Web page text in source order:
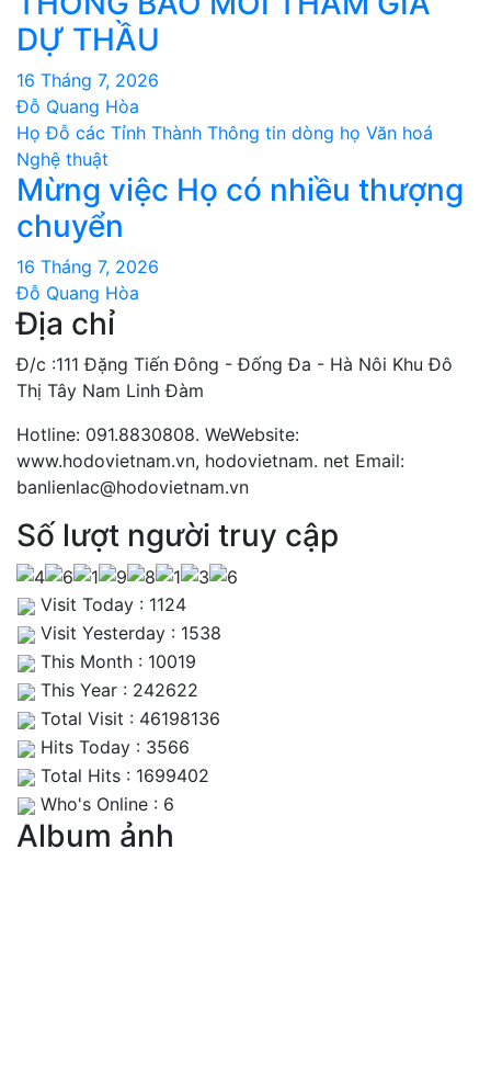
DỰ THẦU
16 Tháng 7, 2026
Đỗ Quang Hòa
Họ Đỗ các Tỉnh Thành Thông tin dòng họ Văn hoá
Nghệ thuật
Mừng việc Họ có nhiều thượng
chuyển
16 Tháng 7, 2026
Đỗ Quang Hòa
Địa chỉ
Đ/c :111 Đặng Tiến Đông - Đống Đa - Hà Nôi Khu Đô
Thị Tây Nam Linh Đàm
Hotline: 091.8830808. WeWebsite:
www.hodovietnam.vn, hodovietnam. net Email:
banlienlac@hodovietnam.vn
Số lượt người truy cập
Visit Today : 1124
Visit Yesterday : 1538
This Month : 10019
This Year : 242622
Total Visit : 46198136
Hits Today : 3566
Total Hits : 1699402
Who's Online : 6
Album ảnh